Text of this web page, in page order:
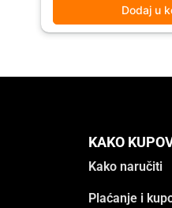
Dodaj u
KAKO
Kako naručiti
Plaćanje i